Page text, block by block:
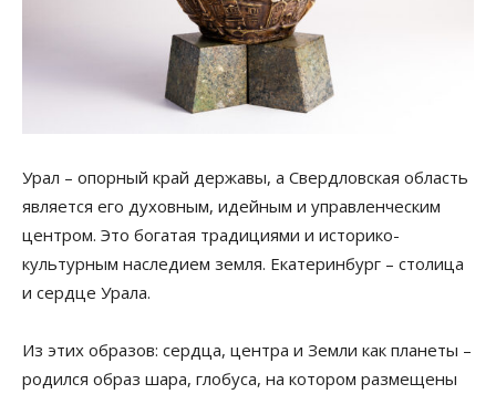
Урал – опорный край державы, а Свердловская область
является его духовным, идейным и управленческим
центром. Это богатая традициями и историко-
культурным наследием земля. Екатеринбург – столица
и сердце Урала.
Из этих образов: сердца, центра и Земли как планеты –
родился образ шара, глобуса, на котором размещены